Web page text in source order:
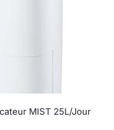
MIST 25L/Jour